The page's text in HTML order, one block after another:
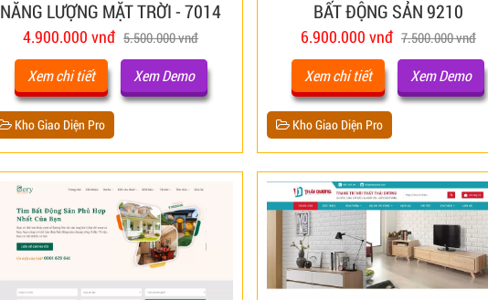
NĂNG LƯỢNG MẶT TRỜI - 7014
4.900.000 vnđ 5.500.000 vnđ
Xem chi tiết Xem Demo
Kho Giao Diện Pro
BẤT ĐỘNG SẢN 9210
6.900.000 vnđ 7.500.000 vnđ
Xem chi tiết Xem Demo
Kho Giao Diện Pro